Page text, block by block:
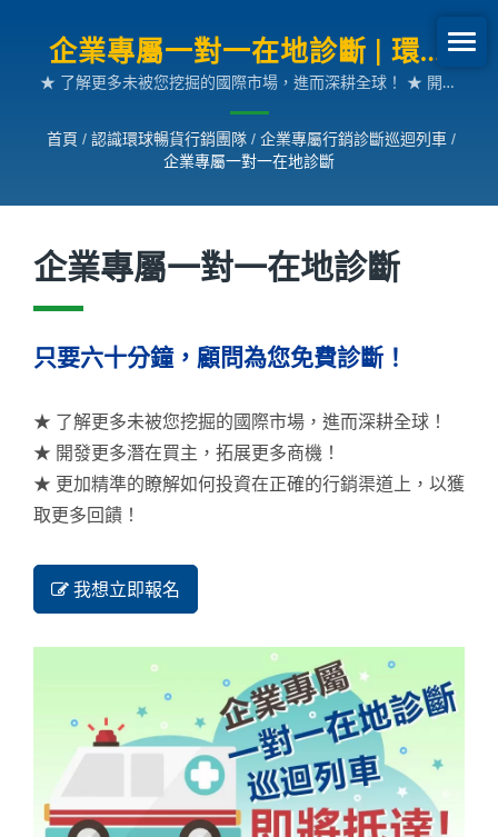
企業專屬一對一在地診斷 | 環球
暢貨行銷研討會
★ 了解更多未被您挖掘的國際市場，進而深耕全球！ ★ 開發
在正確的行銷渠道上，以獲取更多回饋！
首頁 / 認識環球暢貨行銷團隊 / 企業專屬行銷診斷巡迴列車 /
企業專屬一對一在地診斷
企業專屬一對一在地診斷
只要六十分鐘，顧問為您免費診斷！
★ 了解更多未被您挖掘的國際市場，進而深耕全球！
★ 開發更多潛在買主，拓展更多商機！
★ 更加精準的瞭解如何投資在正確的行銷渠道上，以獲
取更多回饋！
我想立即報名